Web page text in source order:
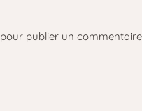
pour publier un